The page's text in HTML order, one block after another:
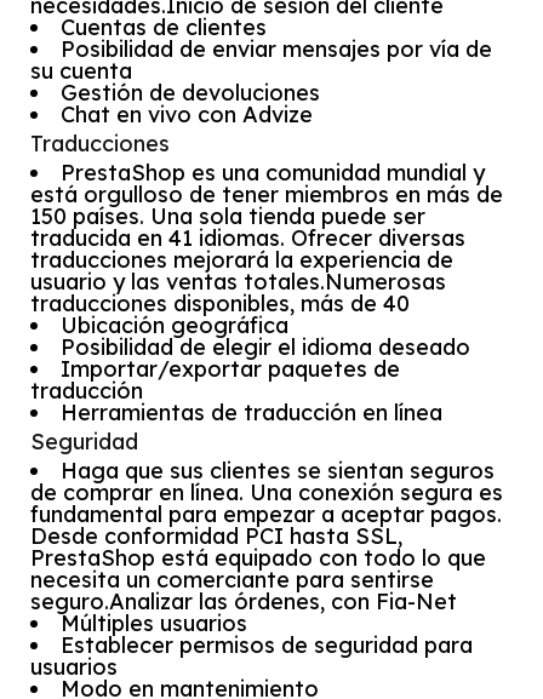
Cuentas de clientes
Posibilidad de enviar mensajes por vía de
su cuenta
Gestión de devoluciones
Chat en vivo con Advize
Traducciones
PrestaShop es una comunidad mundial y
está orgulloso de tener miembros en más de
150 países. Una sola tienda puede ser
traducida en 41 idiomas. Ofrecer diversas
traducciones mejorará la experiencia de
usuario y las ventas totales.Numerosas
traducciones disponibles, más de 40
Ubicación geográfica
Posibilidad de elegir el idioma deseado
Importar/exportar paquetes de
traducción
Herramientas de traducción en línea
Seguridad
Haga que sus clientes se sientan seguros
de comprar en línea. Una conexión segura es
fundamental para empezar a aceptar pagos.
Desde conformidad PCI hasta SSL,
PrestaShop está equipado con todo lo que
necesita un comerciante para sentirse
seguro.Analizar las órdenes, con Fia-Net
Múltiples usuarios
Establecer permisos de seguridad para
usuarios
Modo en mantenimiento